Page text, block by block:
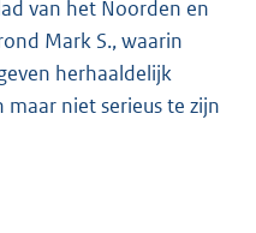
van het Noorden en
Mark S., waarin
herhaaldelijk
niet serieus te zijn